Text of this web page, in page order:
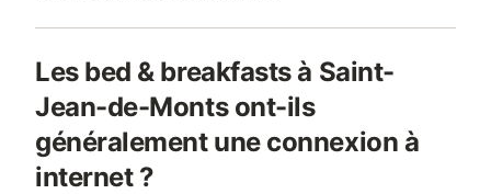
Les bed & breakfasts à Saint-
Jean-de-Monts ont-ils
généralement une connexion à
internet ?